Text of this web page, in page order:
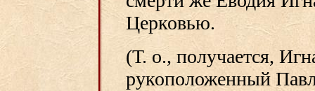
Церковью.
(Т. о., получается,
рукоположенный